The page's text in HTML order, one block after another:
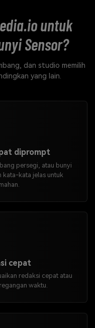
untuk
Sensor?
dan studio memilih
yang lain.
diprompt
persegi, atau bunyi
kata-kata jelas untuk
cepat
redaksi cepat atau
waktu.